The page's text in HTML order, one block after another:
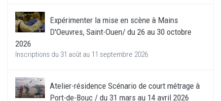
Expérimenter la mise en scène à Mains
D'Oeuvres, Saint-Ouen/ du 26 au 30 octobre
2026
Inscriptions du 31 août au 11 septembre 2026
Atelier-résidence Scénario de court métrage à
Port-de-Bouc / du 31 mars au 14 avril 2026